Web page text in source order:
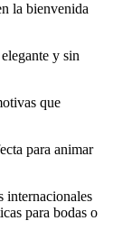
la bienvenida
y sin
que
para animar
internacionales
para bodas o